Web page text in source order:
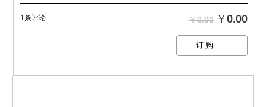
￥0.00￥0.00
1条评论